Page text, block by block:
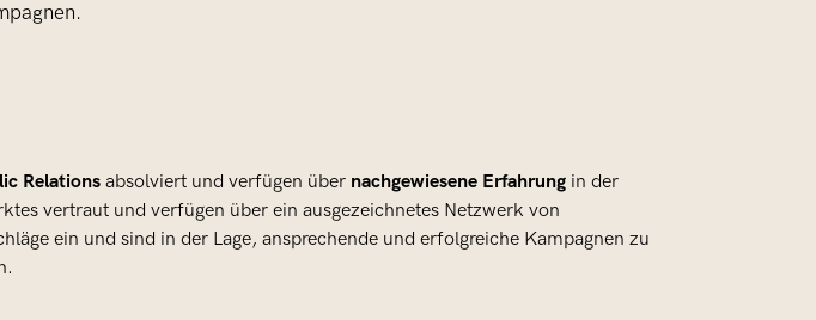
Relations absolviert und verfügen über nachgewiesene Erfahrung in der
vertraut und verfügen über ein ausgezeichnetes Netzwerk von
ein und sind in der Lage, ansprechende und erfolgreiche Kampagnen zu